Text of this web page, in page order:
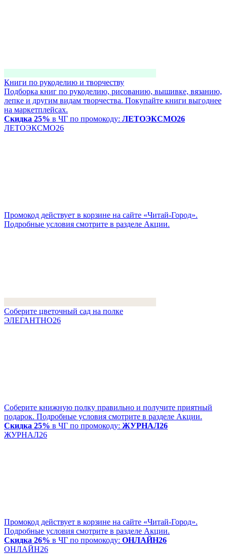
Книги по рукоделию и творчеству
Подборка книг по рукоделию, рисованию, вышивке, вязанию,
лепке и другим видам творчества. Покупайте книги выгоднее
на маркетплейсах.
Скидка 25% в ЧГ по промокоду: ЛЕТОЭКСМО26
ЛЕТОЭКСМО26
Промокод действует в корзине на сайте «Читай-Город».
Подробные условия смотрите в разделе Акции.
Соберите цветочный сад на полке
ЭЛЕГАНТНО26
Соберите книжную полку правильно и получите приятный
подарок. Подробные условия смотрите в разделе Акции.
Скидка 25% в ЧГ по промокоду: ЖУРНАЛ26
ЖУРНАЛ26
Промокод действует в корзине на сайте «Читай-Город».
Подробные условия смотрите в разделе Акции.
Скидка 26% в ЧГ по промокоду: ОНЛАЙН26
ОНЛАЙН26